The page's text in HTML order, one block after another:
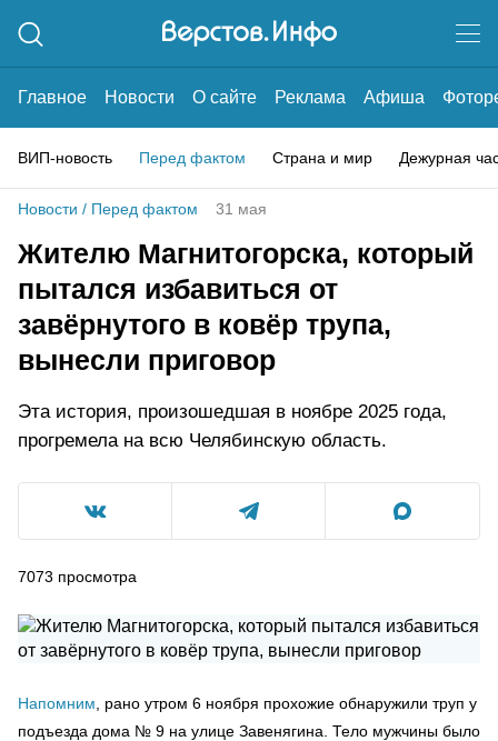
Главное Новости О сайте Реклама Афиша
ВИП-новость Перед фактом Страна и мир Дежурная
Новости / Перед фактом 31 мая
Жителю Магнитогорска, который
пытался избавиться от
завёрнутого в ковёр трупа,
вынесли приговор
Эта история, произошедшая в ноябре 2025 года,
прогремела на всю Челябинскую область.
7073 просмотра
Напомним , рано утром 6 ноября прохожие обнаружили труп у
подъезда дома № 9 на улице Завенягина. Тело мужчины было